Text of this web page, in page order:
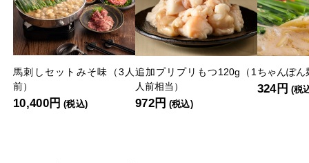
馬刺しセットみそ味（3人
前）
10,400円 (税込)
追加プリプリもつ120g（1
人前相当）
972円 (税込)
ちゃんぽ
324円 (税